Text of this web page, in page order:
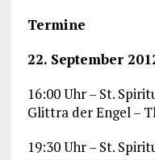
Termine
22. September
16:00 Uhr – St.
Glittra der Engel –
19:30 Uhr – St.